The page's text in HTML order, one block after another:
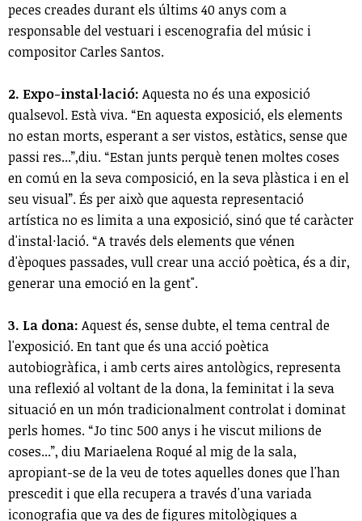
peces creades durant els últims 40 anys com a
responsable del vestuari i escenografia del músic i
compositor Carles Santos.
2. Expo-instal·lació: Aquesta no és una exposició
qualsevol. Està viva. “En aquesta exposició, els elements
no estan morts, esperant a ser vistos, estàtics, sense que
passi res...”,diu. “Estan junts perquè tenen moltes coses
en comú en la seva composició, en la seva plàstica i en el
seu visual”. És per això que aquesta representació
artística no es limita a una exposició, sinó que té caràcter
d'instal·lació. “A través dels elements que vénen
d'èpoques passades, vull crear una acció poètica, és a dir,
generar una emoció en la gent".
3. La dona: Aquest és, sense dubte, el tema central de
l'exposició. En tant que és una acció poètica
autobiogràfica, i amb certs aires antològics, representa
una reflexió al voltant de la dona, la feminitat i la seva
situació en un món tradicionalment controlat i dominat
perls homes. “Jo tinc 500 anys i he viscut milions de
coses...”, diu Mariaelena Roqué al mig de la sala,
apropiant-se de la veu de totes aquelles dones que l'han
prescedit i que ella recupera a través d'una variada
iconografia que va des de figures mitològiques a